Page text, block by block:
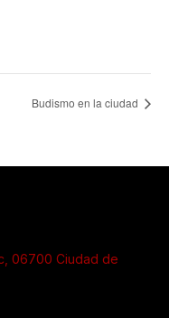
Budismo en la ciudad
06700 Ciudad de